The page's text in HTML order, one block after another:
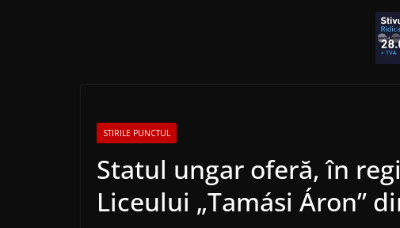
STIRILE PUNCTUL
Statul ungar oferă, în
Liceului „Tamási Áron”